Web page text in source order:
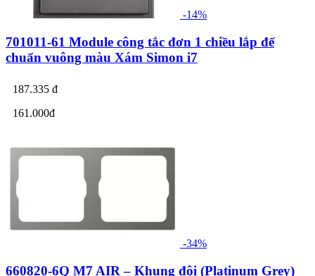
-14%
701011-61 Module công tắc đơn 1 chiều lắp đế
chuẩn vuông màu Xám Simon i7
187.335 đ
161.000đ
-34%
660820-6Q M7 AIR – Khung đôi (Platinum Grey)